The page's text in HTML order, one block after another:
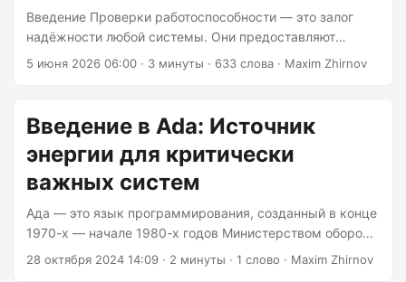
SLO — это количественные целевые показатели,
которые определяют желаемый уровень обслуживания
Введение Проверки работоспособности — это залог
надёжности любой системы. Они предоставляют
важную информацию о рабочем состоянии сервисов,
полезны. Плохо спроектированная проверка может
создать ложное ощущение безопасности или, что ещё
хуже, привести к ненужному простою. В этой статье
мы рассмотрим, как разработать содержательные
проверки работоспособности, которые действительно
отражают реальное состояние вашей системы. Что
делает проверку работоспособности содержательной?
Содержательная проверка работоспособности — это
5 июня 2026 06:00 · 3 минуты · 633 слова · Maxim Zhirnov
Введение в Ada: Источник
энергии для критически
важных систем
Ада — это язык программирования, созданный в конце
1970-х — начале 1980-х годов Министерством обороны
США. Он предназначен для использования во
28 октября 2024 14:09 · 2 минуты · 1 слово · Maxim Zhirnov